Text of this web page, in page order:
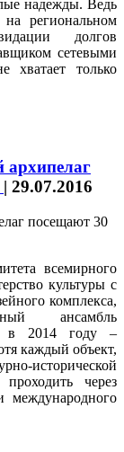
надежды. Ведь
региональном
долгов
сетевыми
хватает только
архипелаг
| 29.07.2016
всемирного
культуры с
комплекса,
ансамбль
в 2014 году –
каждый объект,
исторической
через
международного